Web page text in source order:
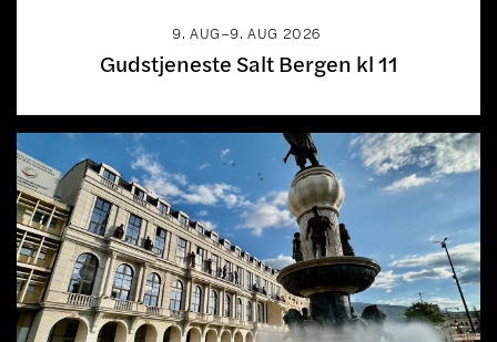
9. AUG–9. AUG 2026
Gudstjeneste Salt Bergen kl 11